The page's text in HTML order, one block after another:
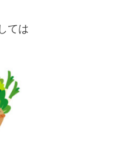
ては